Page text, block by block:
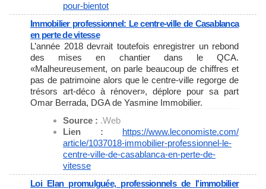
pour-bientot
Immobilier professionnel: Le centre-ville de Casablanca
en perte de vitesse
L’année 2018 devrait toutefois enregistrer un rebond
des mises en chantier dans le QCA.
«Malheureusement, on parle beaucoup de chiffres et
pas de patrimoine alors que le centre-ville regorge de
trésors art-déco à rénover», déplore pour sa part
Omar Berrada, DGA de Yasmine Immobilier.
Source : .Web
Lien : https://www.leconomiste.com/
article/1037018-immobilier-professionnel-le-
centre-ville-de-casablanca-en-perte-de-
vitesse
Loi Elan promulguée, professionnels de l'immobilier